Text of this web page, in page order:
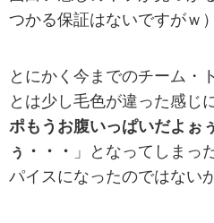
つかる保証はないですがｗ）
とにかく今までのチーム・
とは少し毛色が違った感じ
ポもうお腹いっぱいだよぉ
ぅ・・・ 」となってしまっ
パイスになったのではない